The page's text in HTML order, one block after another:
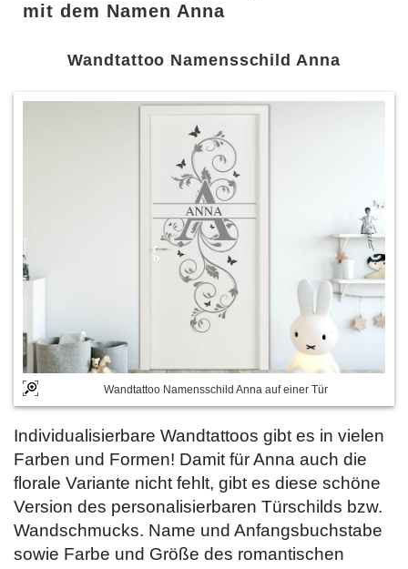
mit dem Namen Anna
Wandtattoo Namensschild Anna
Wandtattoo Namensschild Anna auf einer Tür
Individualisierbare Wandtattoos gibt es in vielen
Farben und Formen! Damit für Anna auch die
florale Variante nicht fehlt, gibt es diese schöne
Version des personalisierbaren Türschilds bzw.
Wandschmucks. Name und Anfangsbuchstabe
sowie Farbe und Größe des romantischen